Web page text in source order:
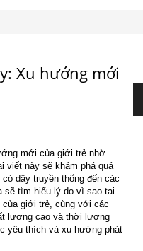
Xu hướng mới
mới của giới trẻ nhờ
viết này sẽ khám phá quá
dây truyền thống đến các
sẽ tìm hiểu lý do vì sao tai
của giới trẻ, cùng với các
lượng cao và thời lượng
yêu thích và xu hướng phát